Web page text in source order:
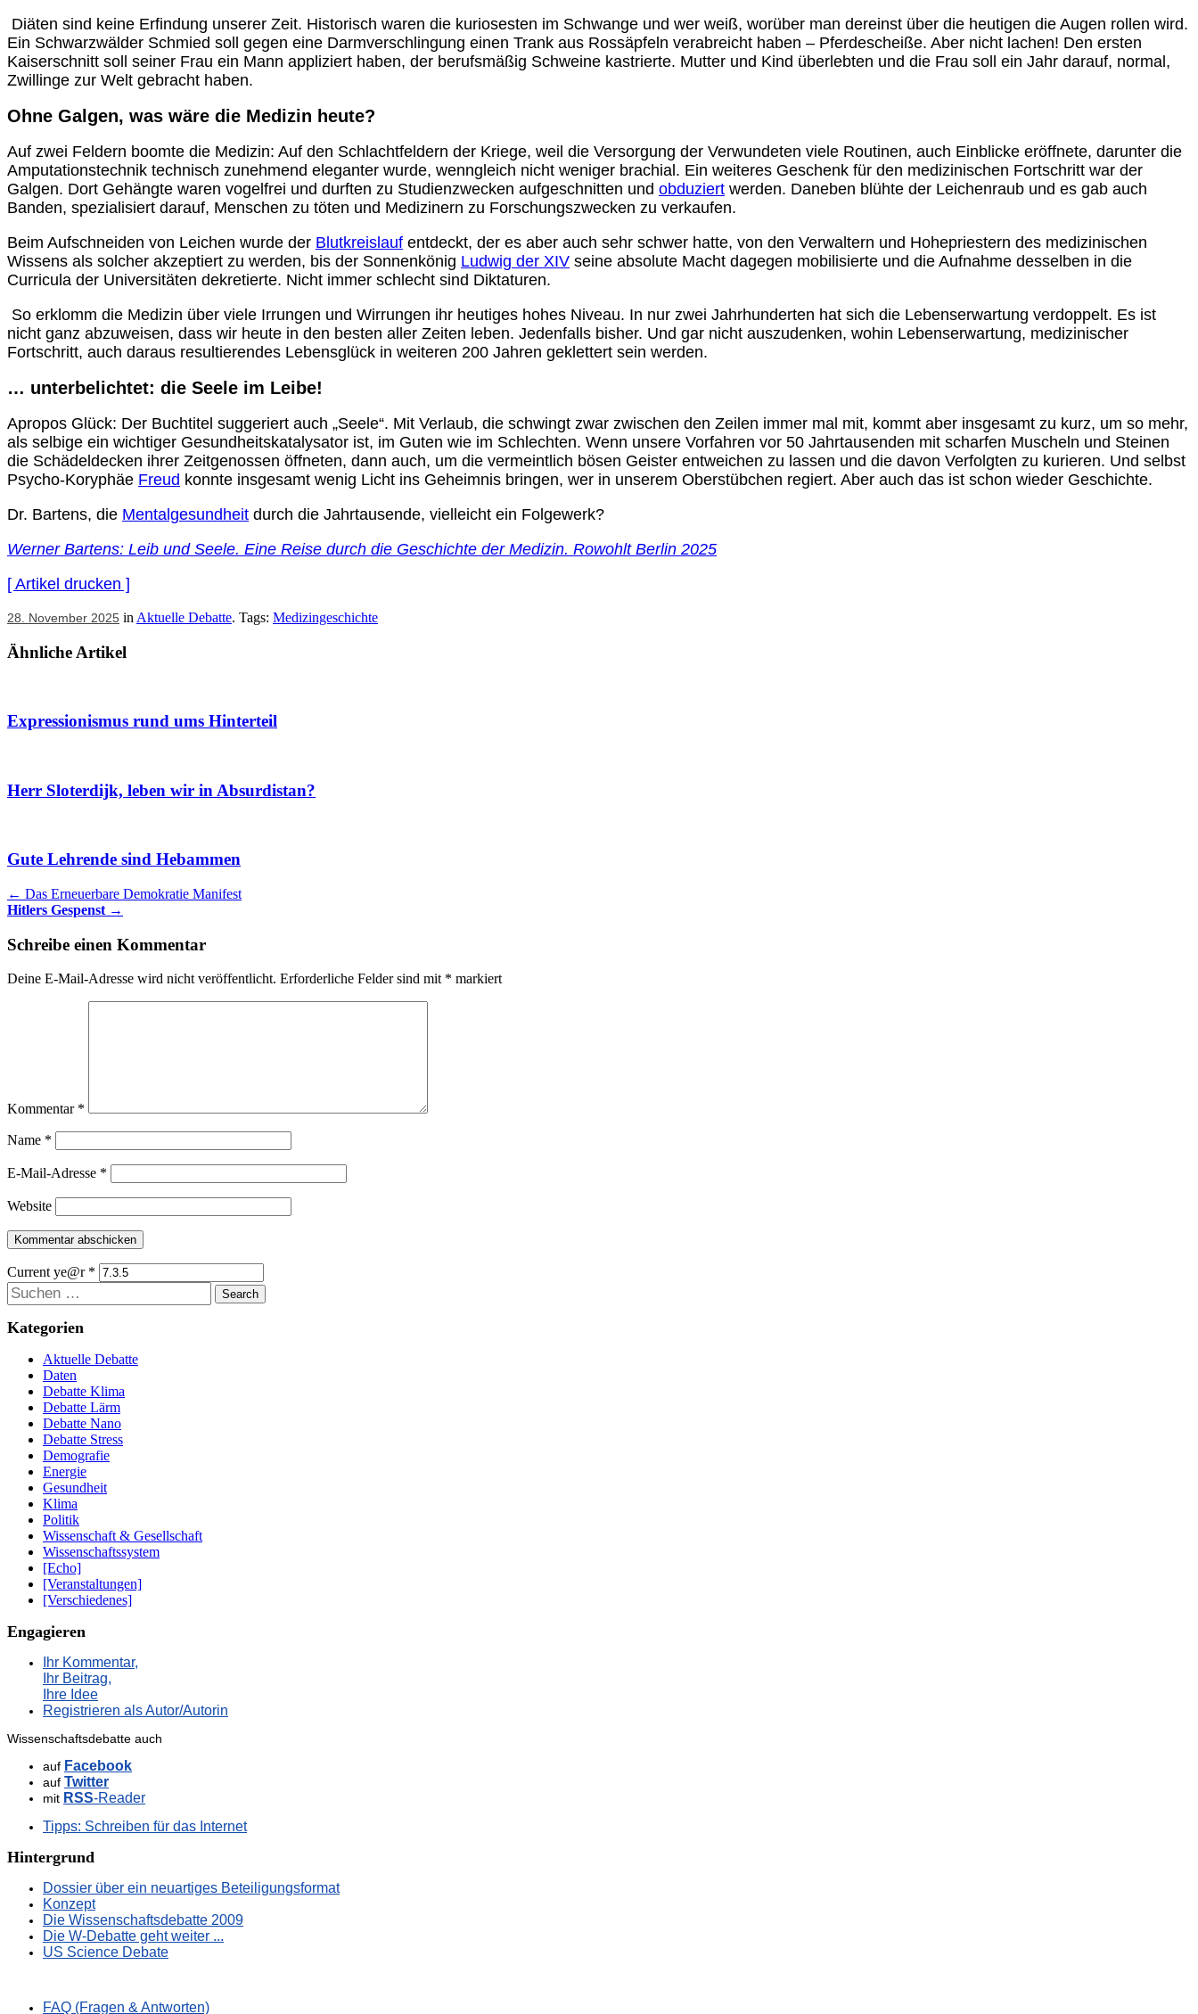
Diäten sind keine Erfindung unserer Zeit. Historisch waren die kuriosesten im Schwange und wer weiß, worüber man dereinst über die heutigen die Augen rollen wird.
Ein Schwarzwälder Schmied soll gegen eine Darmverschlingung einen Trank aus Rossäpfeln verabreicht haben – Pferdescheiße. Aber nicht lachen! Den ersten
Kaiserschnitt soll seiner Frau ein Mann appliziert haben, der berufsmäßig Schweine kastrierte. Mutter und Kind überlebten und die Frau soll ein Jahr darauf, normal,
Zwillinge zur Welt gebracht haben.
Ohne Galgen, was wäre die Medizin heute?
Auf zwei Feldern boomte die Medizin: Auf den Schlachtfeldern der Kriege, weil die Versorgung der Verwundeten viele Routinen, auch Einblicke eröffnete, darunter die
Amputationstechnik technisch zunehmend eleganter wurde, wenngleich nicht weniger brachial. Ein weiteres Geschenk für den medizinischen Fortschritt war der
Galgen. Dort Gehängte waren vogelfrei und durften zu Studienzwecken aufgeschnitten und obduziert werden. Daneben blühte der Leichenraub und es gab auch
Banden, spezialisiert darauf, Menschen zu töten und Medizinern zu Forschungszwecken zu verkaufen.
Beim Aufschneiden von Leichen wurde der Blutkreislauf entdeckt, der es aber auch sehr schwer hatte, von den Verwaltern und Hohepriestern des medizinischen
Wissens als solcher akzeptiert zu werden, bis der Sonnenkönig Ludwig der XIV seine absolute Macht dagegen mobilisierte und die Aufnahme desselben in die
Curricula der Universitäten dekretierte. Nicht immer schlecht sind Diktaturen.
So erklomm die Medizin über viele Irrungen und Wirrungen ihr heutiges hohes Niveau. In nur zwei Jahrhunderten hat sich die Lebenserwartung verdoppelt. Es ist
nicht ganz abzuweisen, dass wir heute in den besten aller Zeiten leben. Jedenfalls bisher. Und gar nicht auszudenken, wohin Lebenserwartung, medizinischer
Fortschritt, auch daraus resultierendes Lebensglück in weiteren 200 Jahren geklettert sein werden.
… unterbelichtet: die Seele im Leibe!
Apropos Glück: Der Buchtitel suggeriert auch „Seele“. Mit Verlaub, die schwingt zwar zwischen den Zeilen immer mal mit, kommt aber insgesamt zu kurz, um so mehr,
als selbige ein wichtiger Gesundheitskatalysator ist, im Guten wie im Schlechten. Wenn unsere Vorfahren vor 50 Jahrtausenden mit scharfen Muscheln und Steinen
die Schädeldecken ihrer Zeitgenossen öffneten, dann auch, um die vermeintlich bösen Geister entweichen zu lassen und die davon Verfolgten zu kurieren. Und selbst
Psycho-Koryphäe Freud konnte insgesamt wenig Licht ins Geheimnis bringen, wer in unserem Oberstübchen regiert. Aber auch das ist schon wieder Geschichte.
Dr. Bartens, die Mentalgesundheit durch die Jahrtausende, vielleicht ein Folgewerk?
Werner Bartens: Leib und Seele. Eine Reise durch die Geschichte der Medizin. Rowohlt Berlin 2025
[ Artikel drucken ]
28. November 2025 in Aktuelle Debatte. Tags: Medizingeschichte
Ähnliche Artikel
Expressionismus rund ums Hinterteil
Herr Sloterdijk, leben wir in Absurdistan?
Gute Lehrende sind Hebammen
Artikel
Navigation
← Das Erneuerbare Demokratie Manifest
Hitlers Gespenst →
Schreibe einen Kommentar
Deine E-Mail-Adresse wird nicht veröffentlicht. Erforderliche Felder sind mit * markiert
Kommentar *
Name *
E-Mail-Adresse *
Website
Current ye@r *
Suchen
Kategorien
Aktuelle Debatte
Daten
Debatte Klima
Debatte Lärm
Debatte Nano
Debatte Stress
Demografie
Energie
Gesundheit
Klima
Politik
Wissenschaft & Gesellschaft
Wissenschaftssystem
[Echo]
[Veranstaltungen]
[Verschiedenes]
Engagieren
Ihr Kommentar,
Ihr Beitrag,
Ihre Idee
Registrieren als Autor/Autorin
Wissenschaftsdebatte auch
auf Facebook
auf Twitter
mit RSS-Reader
Tipps: Schreiben für das Internet
Hintergrund
Dossier über ein neuartiges Beteiligungsformat
Konzept
Die Wissenschaftsdebatte 2009
Die W-Debatte geht weiter ...
US Science Debate
FAQ (Fragen & Antworten)